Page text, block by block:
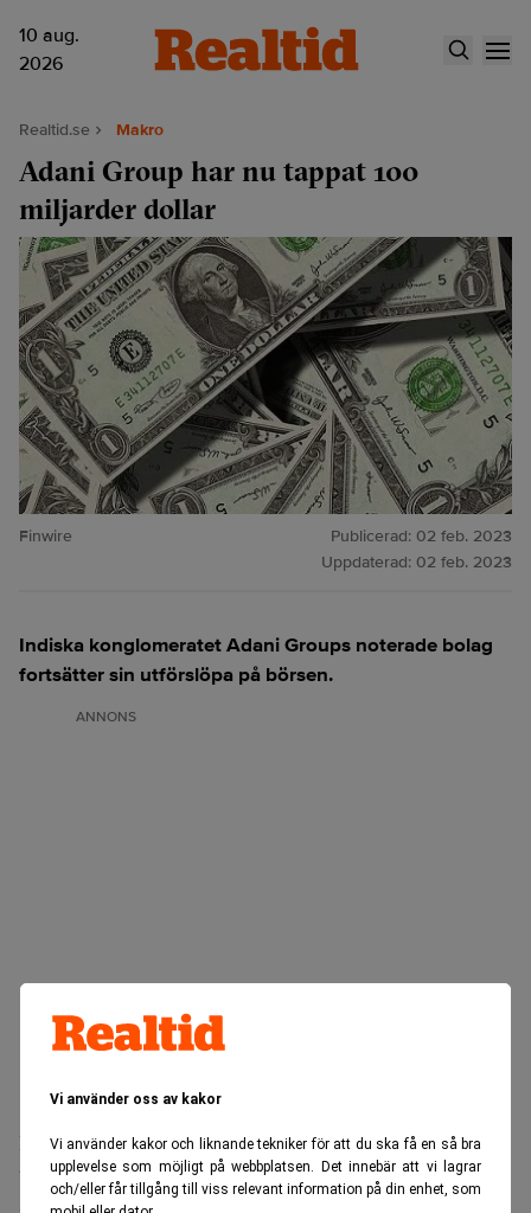
Vi använder oss av kakor
Vi använder kakor och liknande tekniker för att du ska få en så bra
upplevelse som möjligt på webbplatsen. Det innebär att vi lagrar
och/eller får tillgång till viss relevant information på din enhet, som
10 aug.
2026
Realtid.se Makro
Adani Group har nu tappat 100
miljarder dollar
Finwire Publicerad: 02 feb. 2023
Uppdaterad: 02 feb. 2023
Indiska konglomeratet Adani Groups noterade bolag
fortsätter sin utförslöpa på börsen.
ANNONS
Raset uppgår nu totalt till 100 miljarder dollar efter att
blankarbolaget Hindenburg Research gått till attack i förra